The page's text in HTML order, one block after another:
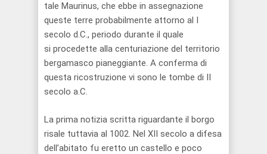
tale Maurinus, che ebbe in assegnazione
queste terre probabilmente attorno al I
secolo d.C., periodo durante il quale
si procedette al la centuriazione del territorio
bergamasco pianeggiante. A conferma di
questa ricostruzione vi sono le tombe di II
secolo a.C.
La prima notizia scritta riguardante il borgo
risale tuttavia al 1002. Nel XII secolo a difesa
dell’abitato fu eretto un castello e poco